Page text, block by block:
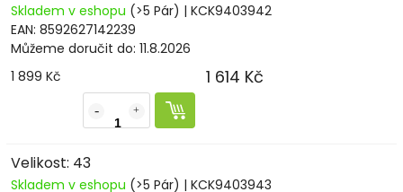
Skladem v eshopu (>5 Pár) | KCK9403942
EAN: 8592627142239
Můžeme doručit do: 11.8.2026
1 899 Kč
1 614 Kč
Velikost: 43
Skladem v eshopu (>5 Pár) | KCK9403943